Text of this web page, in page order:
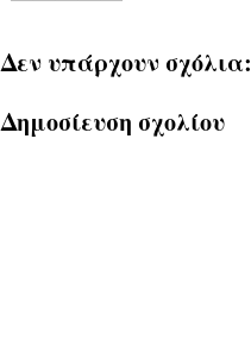
Δεν υπάρχουν σχόλια:
Δημοσίευση σχολίου